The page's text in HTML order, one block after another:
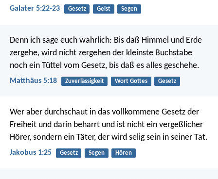
Galater 5:22-23 Gesetz Geist Segen
Denn ich sage euch wahrlich: Bis daß Himmel und Erde
zergehe, wird nicht zergehen der kleinste Buchstabe
noch ein Tüttel vom Gesetz, bis daß es alles geschehe.
Matthäus 5:18 Zuverlässigkeit Wort Gottes Gesetz
Wer aber durchschaut in das vollkommene Gesetz der
Freiheit und darin beharrt und ist nicht ein vergeßlicher
Hörer, sondern ein Täter, der wird selig sein in seiner Tat.
Jakobus 1:25 Gesetz Segen Hören